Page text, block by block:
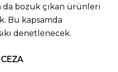
da bozuk çıkan ürünleri
Bu kapsamda
denetlenecek.